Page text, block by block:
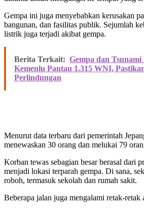
Gempa ini juga menyebabkan kerusakan
bangunan, dan fasilitas publik. Sejumlah
listrik juga terjadi akibat gempa.
Berita Terkait: Gempa dan
Kemenlu Pantau 1.315 WNI,
Perlindungan
Menurut data terbaru dari pemerintah
menewaskan 30 orang dan melukai 79
Korban tewas sebagian besar berasal dari
menjadi lokasi terparah gempa. Di sana,
roboh, termasuk sekolah dan rumah sakit.
Beberapa jalan juga mengalami retak-retak